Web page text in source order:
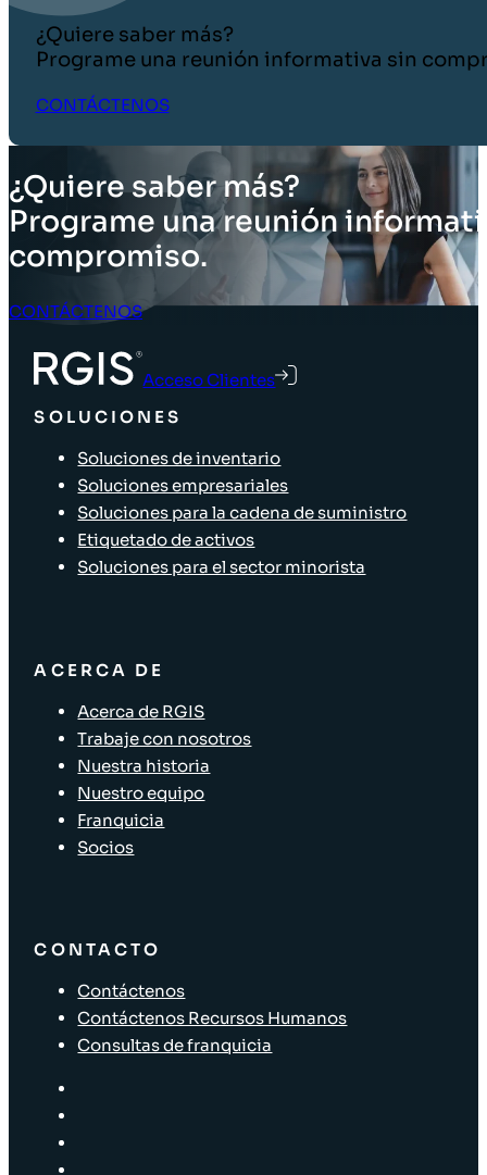
¿Quiere saber más?
Programe una reunión informativa sin
CONTÁCTENOS
¿Quiere saber más?
Programe una reunión
compromiso.
CONTÁCTENOS
Acceso Clientes
SOLUCIONES
Soluciones de inventario
Soluciones empresariales
Soluciones para la cadena de suministro
Etiquetado de activos
Soluciones para el sector minorista
ACERCA DE
Acerca de RGIS
Trabaje con nosotros
Nuestra historia
Nuestro equipo
Franquicia
Socios
CONTACTO
Contáctenos
Contáctenos Recursos Humanos
Consultas de franquicia